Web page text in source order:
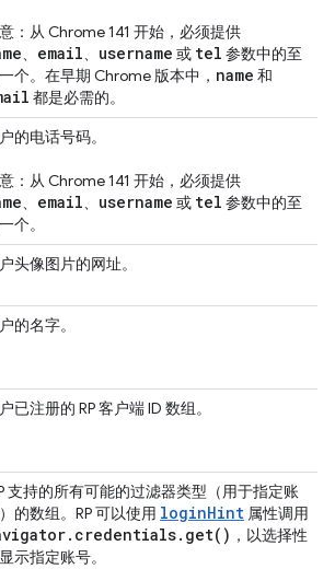
：从 Chrome 141 开始，必须提供
、 email、 username 或 tel 参数中的至
个。在早期 Chrome 版本中， name 和
都是必需的。
的电话号码。
：从 Chrome 141 开始，必须提供
、 email、 username 或 tel 参数中的至
个。
头像图片的网址。
的名字。
已注册的 RP 客户端 ID 数组。
支持的所有可能的过滤器类型（用于指定账
的数组。RP 可以使用 loginHint 属性调用
. credentials. get( ) ，以选择性
示指定账号。